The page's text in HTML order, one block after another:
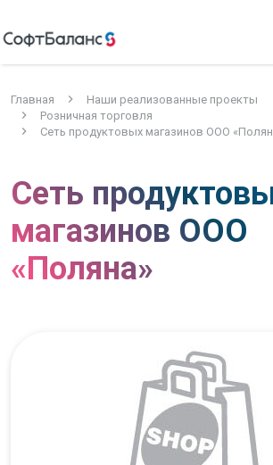
Главная
Наши реализованные проекты
Розничная торговля
Сеть продуктовых магазинов ООО
Сеть
магазинов ООО
«Поляна»